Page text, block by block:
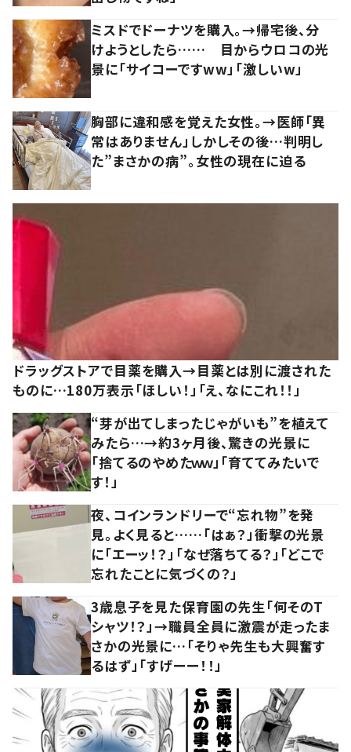
ミスドでドーナツを購入。→帰宅後、分
けようとしたら…… 目からウロコの光
景に「サイコーですww」「激しいw」
胸部に違和感を覚えた女性。→医師「異
常はありません」しかしその後…判明し
た”まさかの病”。女性の現在に迫る
ドラッグストアで目薬を購入→目薬とは別に渡された
ものに…180万表示「ほしい！」「え、なにこれ！！」
“芽が出てしまったじゃがいも”を植えて
みたら…→約3ヶ月後、驚きの光景に
「捨てるのやめたｗｗ」「育ててみたいで
す！」
夜、コインランドリーで“忘れ物”を発
見。よく見ると……「はぁ？」衝撃の光景
に「エーッ！？」「なぜ落ちてる？」「どこで
忘れたことに気づくの？」
3歳息子を見た保育園の先生「何そのT
シャツ！？」→職員全員に激震が走ったま
さかの光景に…「そりゃ先生も大興奮す
るはず」「すげーー！！」